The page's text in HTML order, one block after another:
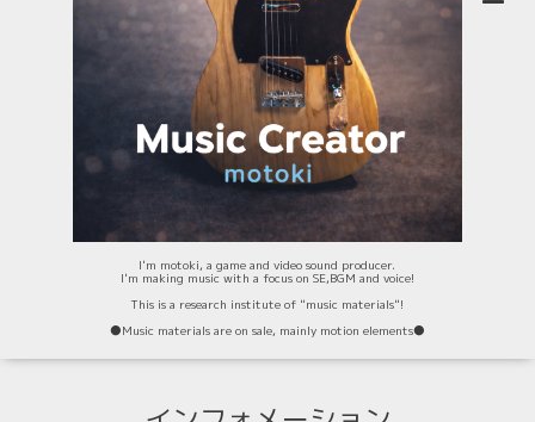
I'm motoki, a game and video sound producer.
I'm making music with a focus on SE,BGM and voice!
This is a research institute of "music materials"!
⚫️Music materials are on sale, mainly motion elements⚫️